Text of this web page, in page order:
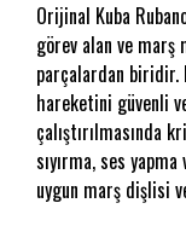
Orijinal Kuba
görev alan ve
parçalardan biridir.
hareketini güvenli
çalıştırılmasında
sıyırma, ses
uygun marş dişlisi